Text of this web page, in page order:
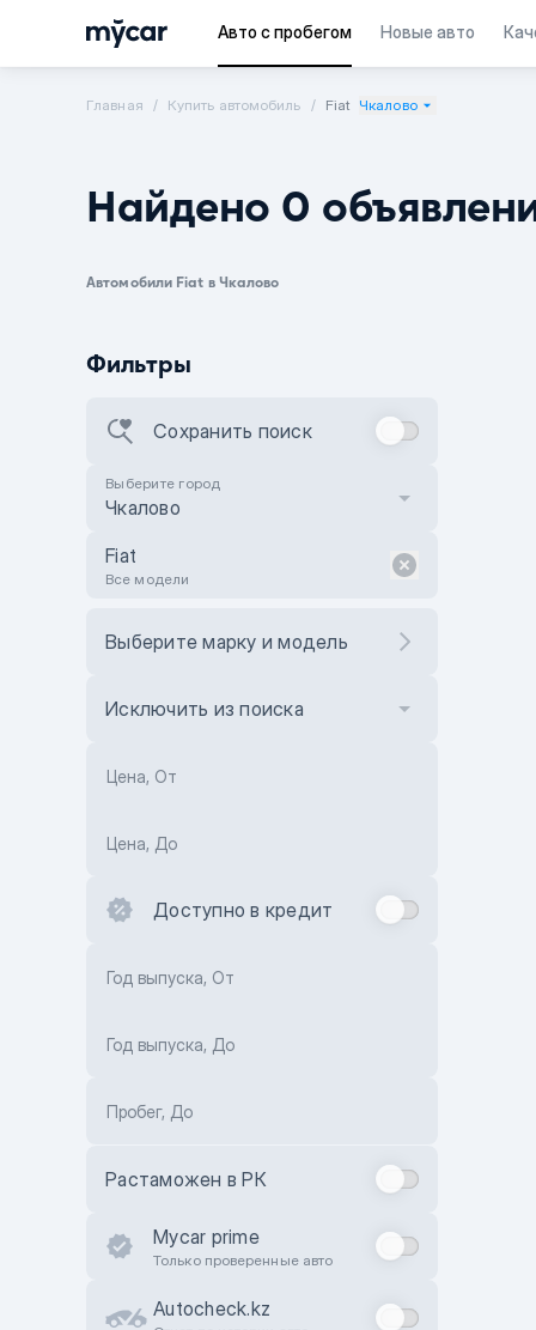
Авто с пробегом Новые авто
Главная Купить автомобиль Fiat Чкалово
Найдено 0
Автомобили Fiat в Чкалово
Фильтры
Сохранить поиск
Выберите город
Чкалово
Fiat
Все модели
Выберите марку и модель
Исключить из поиска
Цена, От
Цена, До
Доступно в кредит
Год выпуска, От
Год выпуска, До
Пробег, До
Растаможен в РК
Mycar prime
Только проверенные авто
Autocheck.kz